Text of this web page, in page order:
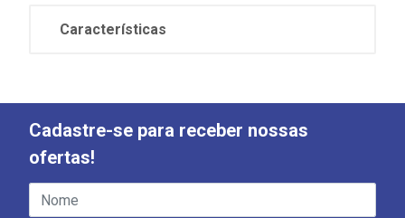
Características
Cadastre-se para receber nossas
ofertas!